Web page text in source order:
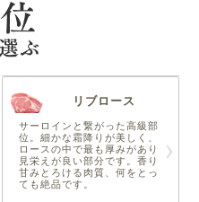
リブロース
サーロインと繋がった高級部
位。細かな霜降りが美しく、
ロースの中で最も厚みがあり
見栄えが良い部分です。香り
甘みとろける肉質、何をとっ
ても絶品です。